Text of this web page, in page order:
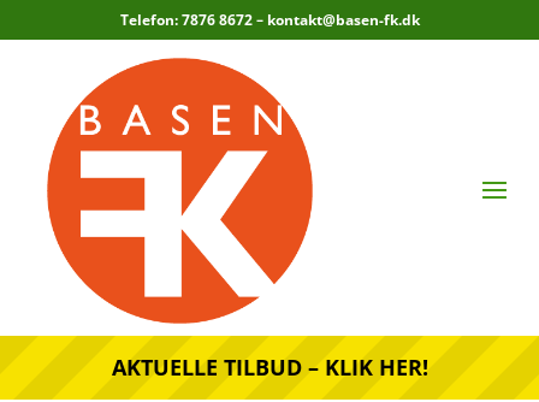
Telefon: 7876 8672 – kontakt@basen-fk.dk
AKTUELLE TILBUD – KLIK HER!